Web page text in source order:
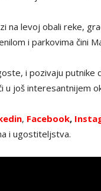
na levoj obali reke,
i parkovima čini
i pozivaju putnike
još interesantnijem
, Facebook,
i ugostiteljstva.